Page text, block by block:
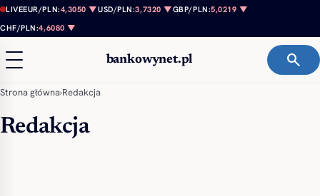
Przejdź do treści
LIVEEUR/PLN:4,3050 ▼USD/PLN:3,7320 ▼GBP/PLN:5,0219 ▼
CHF/PLN:4,6080 ▼
bankowynet.pl search
Strona główna›Redakcja
Redakcja